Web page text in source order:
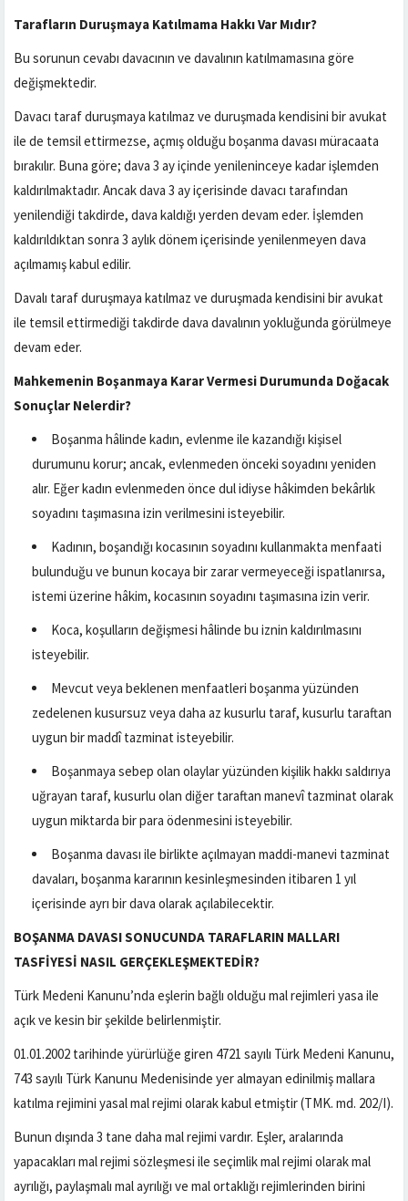
Tarafların Duruşmaya Katılmama Hakkı Var Mıdır?
Bu sorunun cevabı davacının ve davalının katılmamasına göre
değişmektedir.
Davacı taraf duruşmaya katılmaz ve duruşmada kendisini bir avukat
ile de temsil ettirmezse, açmış olduğu boşanma davası müracaata
bırakılır. Buna göre; dava 3 ay içinde yenileninceye kadar işlemden
kaldırılmaktadır. Ancak dava 3 ay içerisinde davacı tarafından
yenilendiği takdirde, dava kaldığı yerden devam eder. İşlemden
kaldırıldıktan sonra 3 aylık dönem içerisinde yenilenmeyen dava
açılmamış kabul edilir.
Davalı taraf duruşmaya katılmaz ve duruşmada kendisini bir avukat
ile temsil ettirmediği takdirde dava davalının yokluğunda görülmeye
devam eder.
Mahkemenin Boşanmaya Karar Vermesi Durumunda Doğacak
Sonuçlar Nelerdir?
Boşanma hâlinde kadın, evlenme ile kazandığı kişisel
durumunu korur; ancak, evlenmeden önceki soyadını yeniden
alır. Eğer kadın evlenmeden önce dul idiyse hâkimden bekârlık
soyadını taşımasına izin verilmesini isteyebilir.
Kadının, boşandığı kocasının soyadını kullanmakta menfaati
bulunduğu ve bunun kocaya bir zarar vermeyeceği ispatlanırsa,
istemi üzerine hâkim, kocasının soyadını taşımasına izin verir.
Koca, koşulların değişmesi hâlinde bu iznin kaldırılmasını
isteyebilir.
Mevcut veya beklenen menfaatleri boşanma yüzünden
zedelenen kusursuz veya daha az kusurlu taraf, kusurlu taraftan
uygun bir maddî tazminat isteyebilir.
Boşanmaya sebep olan olaylar yüzünden kişilik hakkı saldırıya
uğrayan taraf, kusurlu olan diğer taraftan manevî tazminat olarak
uygun miktarda bir para ödenmesini isteyebilir.
Boşanma davası ile birlikte açılmayan maddi-manevi tazminat
davaları, boşanma kararının kesinleşmesinden itibaren 1 yıl
içerisinde ayrı bir dava olarak açılabilecektir.
BOŞANMA DAVASI SONUCUNDA TARAFLARIN MALLARI
TASFİYESİ NASIL GERÇEKLEŞMEKTEDİR?
Türk Medeni Kanunu’nda eşlerin bağlı olduğu mal rejimleri yasa ile
açık ve kesin bir şekilde belirlenmiştir.
01.01.2002 tarihinde yürürlüğe giren 4721 sayılı Türk Medeni Kanunu,
743 sayılı Türk Kanunu Medenisinde yer almayan edinilmiş mallara
katılma rejimini yasal mal rejimi olarak kabul etmiştir (TMK. md. 202/I).
Bunun dışında 3 tane daha mal rejimi vardır. Eşler, aralarında
yapacakları mal rejimi sözleşmesi ile seçimlik mal rejimi olarak mal
ayrılığı, paylaşmalı mal ayrılığı ve mal ortaklığı rejimlerinden birini